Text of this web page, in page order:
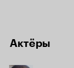
Актёры